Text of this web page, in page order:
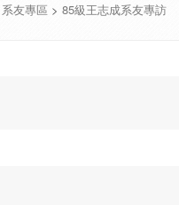
系友專區 > 85級王志成系友專訪